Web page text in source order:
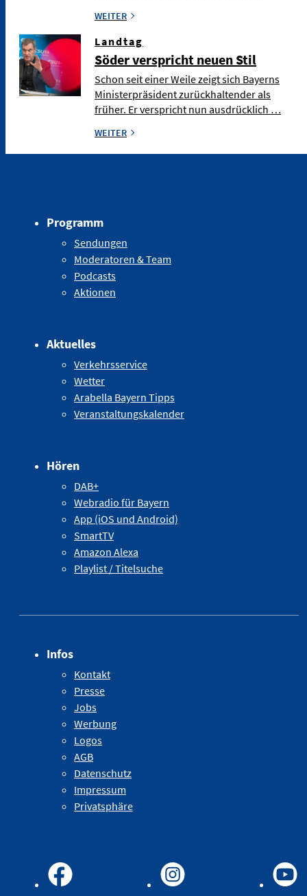
WEITER
Landtag
Söder verspricht neuen Stil
Schon seit einer Weile zeigt sich Bayerns
Ministerpräsident zurückhaltender als
früher. Er verspricht nun ausdrücklich …
WEITER
Programm
Sendungen
Moderatoren & Team
Podcasts
Aktionen
Aktuelles
Verkehrsservice
Wetter
Arabella Bayern Tipps
Veranstaltungskalender
Hören
DAB+
Webradio für Bayern
App (iOS und Android)
SmartTV
Amazon Alexa
Playlist / Titelsuche
Infos
Kontakt
Presse
Jobs
Werbung
Logos
AGB
Datenschutz
Impressum
Privatsphäre